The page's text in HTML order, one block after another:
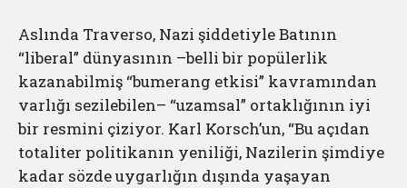
Aslında Traverso, Nazi şiddetiyle Batının
“liberal” dünyasının –belli bir popülerlik
kazanabilmiş “bumerang etkisi” kavramından
varlığı sezilebilen– “uzamsal” ortaklığının iyi
bir resmini çiziyor. Karl Korsch’un, “Bu açıdan
totaliter politikanın yeniliği, Nazilerin şimdiye
kadar sözde uygarlığın dışında yaşayan